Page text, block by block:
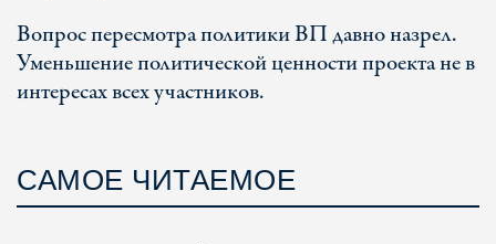
Вопрос пересмотра политики ВП давно назрел.
Уменьшение политической ценности проекта не в
интересах всех участников.
САМОЕ ЧИТАЕМОЕ